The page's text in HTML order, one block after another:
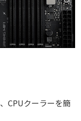
CPUクーラーを簡